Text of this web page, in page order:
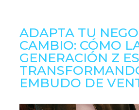
ADAPTA TU
CAMBIO: CÓMO
GENERACIÓN Z
EMBUDO DE